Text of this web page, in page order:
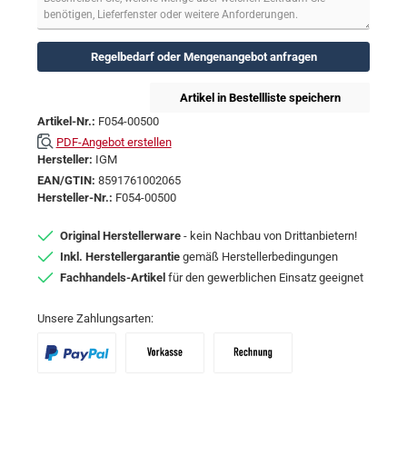
Regelbedarf oder Mengenangebot anfragen
Artikel in Bestellliste speichern
Artikel-Nr.: F054-00500
PDF-Angebot erstellen
Hersteller: IGM
EAN/GTIN: 8591761002065
Hersteller-Nr.: F054-00500
Original Herstellerware - kein Nachbau von Drittanbietern!
Inkl. Herstellergarantie gemäß Herstellerbedingungen
Fachhandels-Artikel für den gewerblichen Einsatz geeignet
Unsere Zahlungsarten: